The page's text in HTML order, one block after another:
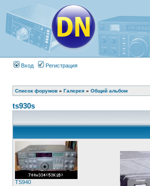
Вход Регистрация
Список форумов » Галерея » Общий альбом
ts930s
TS940